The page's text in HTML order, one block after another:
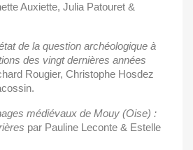
Auxiette, Julia Patouret &
de la question archéologique à
des vingt dernières années
Rougier, Christophe Hosdez
médiévaux de Mouy (Oise) :
par Pauline Leconte & Estelle